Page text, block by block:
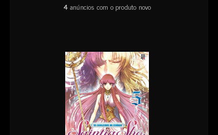
4 anúncios com o produto novo